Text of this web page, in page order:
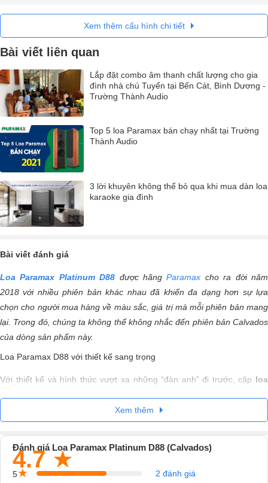
Xem thêm cấu hình chi tiết
Bài viết liên quan
Lắp đặt combo âm thanh chất lượng cho gia
đình nhà chú Tuyển tại Bến Cát, Bình Dương -
Trường Thành Audio
Top 5 loa Paramax bán chạy nhất tại Trường
Thành Audio
3 lời khuyên không thể bỏ qua khi mua dàn loa
karaoke gia đình
Bài viết đánh giá
Loa Paramax Platinum D88 được hãngParamax cho ra đời năm
2018 với nhiều phiên bản khác nhau đã khiến đa dạng hơn sự lựa
chọn cho người mua hàng về màu sắc, giá trị mà mỗi phiên bản mang
lại. Trong đó, chúng ta không thể không nhắc đến phiên bản Calvados
của dòng sản phẩm này.
Loa Paramax D88 với thiết kế sang trọng
Với thiết kế và hình thức vượt xa những “đàn anh” đi trước, cặp loa
Paramax bởi: thiết kế thùng được thu hẹp tối đa mặt loa và tăng thêm
chiều sâu để đảm bảo thể tích tối ưu cho phép bộ Woofer dải trầm
ngoại cỡ được sắp xếp rõ ràng ở mặt hông của loa.
Điều này mang lại vẻ thời thượng, hiện đại, bắt kịp xu hướng mà một
dòng loa karaoke mới cần đạt được. Với bộ bốn chân có điểm tiếp xúc
Xem thêm
Đánh giá Loa Paramax Platinum D88 (Calvados)
4.7★
5★ 2 đánh giá